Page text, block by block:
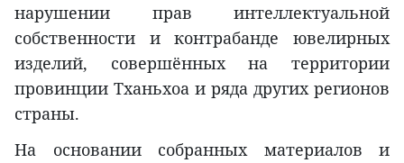
нарушении прав интеллектуальной
собственности и контрабанде ювелирных
изделий, совершённых на территории
провинции Тханьхоа и ряда других регионов
страны.
На основании собранных материалов и